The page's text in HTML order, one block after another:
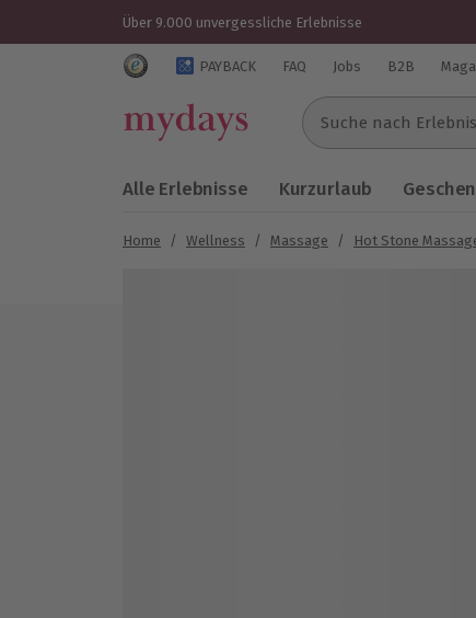
Über 9.000 unvergessliche Erlebnisse
Trustedshops Bewertungen für mydays.de
PAYBACK FAQ Jobs B2B
Suche nach
Alle Erlebnisse Kurzurlaub
Home / Wellness / Massage / Hot Stone